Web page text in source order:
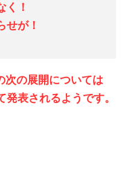
く！
せが！
の展開については
発表されるようです。